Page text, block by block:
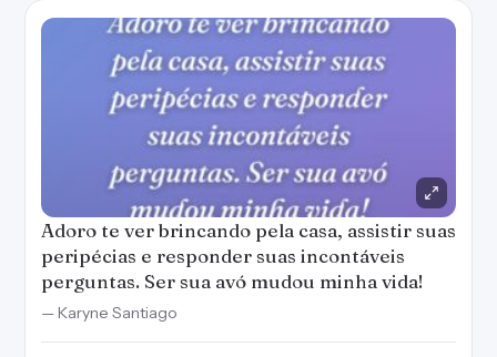
Adoro te ver brincando pela casa, assistir suas
peripécias e responder suas incontáveis
perguntas. Ser sua avó mudou minha vida!
— Karyne Santiago